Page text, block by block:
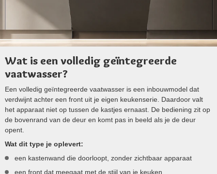
Wat is een volledig geïntegreerde
vaatwasser?
Een volledig geïntegreerde vaatwasser is een inbouwmodel dat
verdwijnt achter een front uit je eigen keukenserie. Daardoor valt
het apparaat niet op tussen de kastjes ernaast. De bediening zit op
de bovenrand van de deur en komt pas in beeld als je de deur
opent.
Wat dit type je oplevert:
een kastenwand die doorloopt, zonder zichtbaar apparaat
een front dat meegaat met de stijl van je keuken